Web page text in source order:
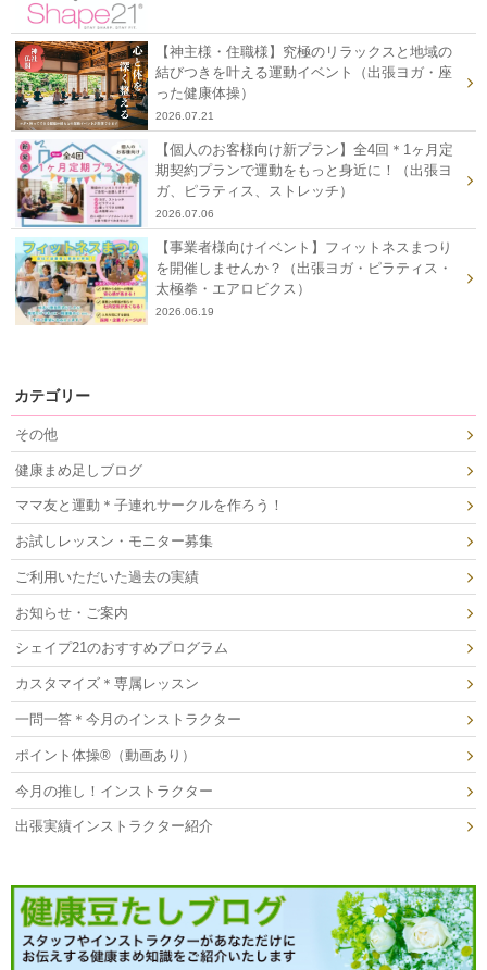
【神主様・住職様】究極のリラックスと地域の
結びつきを叶える運動イベント（出張ヨガ・座
った健康体操）
2026.07.21
【個人のお客様向け新プラン】全4回＊1ヶ月定
期契約プランで運動をもっと身近に！（出張ヨ
ガ、ピラティス、ストレッチ）
2026.07.06
【事業者様向けイベント】フィットネスまつり
を開催しませんか？（出張ヨガ・ピラティス・
太極拳・エアロビクス）
2026.06.19
カテゴリー
その他
健康まめ足しブログ
ママ友と運動＊子連れサークルを作ろう！
お試しレッスン・モニター募集
ご利用いただいた過去の実績
お知らせ・ご案内
シェイプ21のおすすめプログラム
カスタマイズ＊専属レッスン
一問一答＊今月のインストラクター
ポイント体操®（動画あり）
今月の推し！インストラクター
出張実績インストラクター紹介